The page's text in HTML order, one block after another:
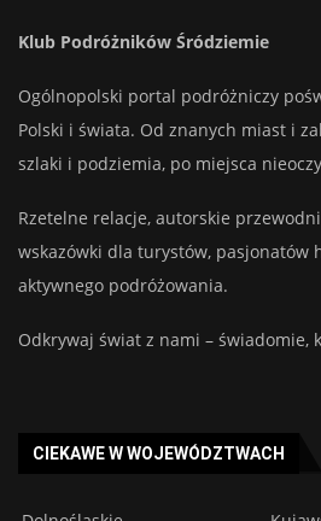
Klub Podróżników Śródziemie
Ogólnopolski portal podróżniczy
Polski i świata. Od znanych miast i
szlaki i podziemia, po miejsca
Rzetelne relacje, autorskie
wskazówki dla turystów, pasjonatów
aktywnego podróżowania.
Odkrywaj świat z nami – świadomie,
CIEKAWE W WOJEWÓDZTWACH